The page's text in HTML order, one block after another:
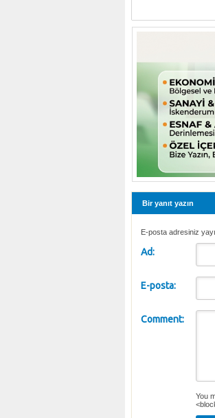
Bir yanıt yazın
E-posta adresiniz
Ad:
E-posta:
Comment:
You